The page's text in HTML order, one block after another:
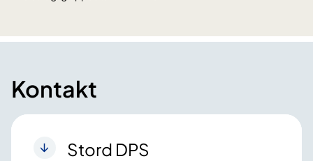
Kontakt
Stord DPS